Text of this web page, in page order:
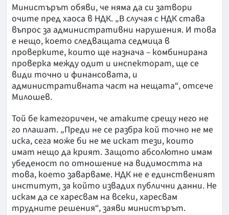
Министърът обяви, че няма да си затвори
очите пред хаоса в НДК. „В случая с НДК става
въпрос за административни нарушения. И това
е нещо, което следващата седмица в
проверките, които ще назнача – комбинирана
проверка между одит и инспекторат, ще се
види точно и финансовата, и
административната част на нещата“, отсече
Милошев.
Той бе категоричен, че атаките срещу него не
го плашат. „Преди не се разбра кой точно не ме
иска, сега може би не ме искат тези, които
имат нещо да крият. Защото абсолютно имам
убеденост по отношение на видимостта на
това, което заварваме. НДК не е единственият
институт, за който извадих публични данни. Не
искам да се харесвам на всеки, харесвам
трудните решения“, заяви министърът.